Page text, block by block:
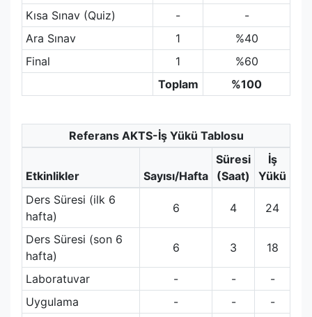
Kısa Sınav (Quiz)
-
-
Ara Sınav
1
%40
Final
1
%60
Toplam
%100
Referans AKTS-İş Yükü Tablosu
Etkinlikler Sayısı/Hafta
Süresi
(Saat)
İş
Yükü
Ders Süresi (ilk 6
hafta)
6 4 24
Ders Süresi (son 6
hafta)
6 3 18
Laboratuvar - -
-
Uygulama
- -
-